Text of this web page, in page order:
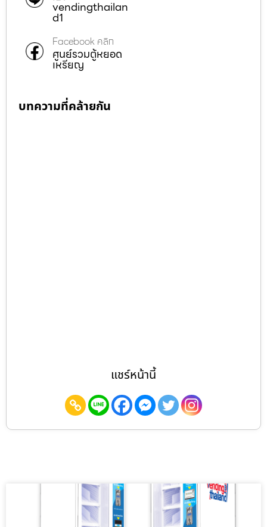
vendingthailan
d1
Facebook คลิก
ศูนย์รวมตู้หยอด
เหรียญ
บทความที่คล้ายกัน
แชร์หน้านี้